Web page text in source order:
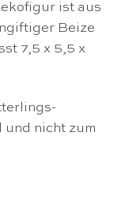
ist aus
Beize
7,5 x 5,5 x
nicht zum